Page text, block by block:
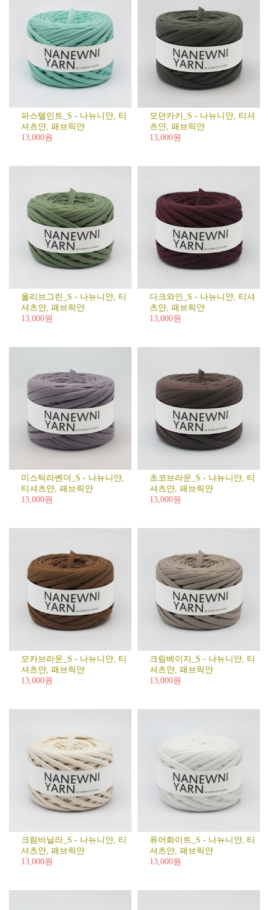
파스텔민트_S - 나뉴니얀, 티
셔츠얀, 패브릭얀
13,000원
모던카키_S - 나뉴니얀, 티셔
츠얀, 패브릭얀
13,000원
올리브그린_S - 나뉴니얀, 티
셔츠얀, 패브릭얀
13,000원
다크와인_S - 나뉴니얀, 티셔
츠얀, 패브릭얀
13,000원
미스틱라벤더_S - 나뉴니얀,
티셔츠얀, 패브릭얀
13,000원
초코브라운_S - 나뉴니얀, 티
셔츠얀, 패브릭얀
13,000원
모카브라운_S - 나뉴니얀, 티
셔츠얀, 패브릭얀
13,000원
크림베이지_S - 나뉴니얀, 티
셔츠얀, 패브릭얀
13,000원
크림바닐라_S - 나뉴니얀, 티
셔츠얀, 패브릭얀
13,000원
퓨어화이트_S - 나뉴니얀, 티
셔츠얀, 패브릭얀
13,000원